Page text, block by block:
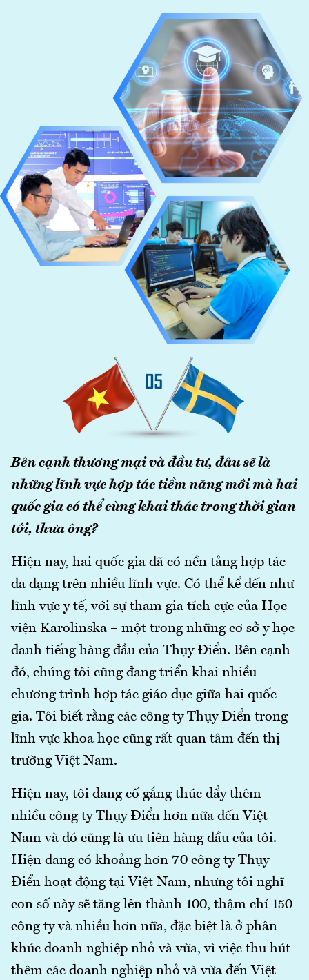
Bên cạnh thương mại và đầu tư, đâu sẽ là
những lĩnh vực hợp tác tiềm năng mới mà hai
quốc gia có thể cùng khai thác trong thời gian
tới, thưa ông?
Hiện nay, hai quốc gia đã có nền tảng hợp tác
đa dạng trên nhiều lĩnh vực. Có thể kể đến như
lĩnh vực y tế, với sự tham gia tích cực của Học
viện Karolinska – một trong những cơ sở y học
danh tiếng hàng đầu của Thụy Điển. Bên cạnh
đó, chúng tôi cũng đang triển khai nhiều
chương trình hợp tác giáo dục giữa hai quốc
gia. Tôi biết rằng các công ty Thụy Điển trong
lĩnh vực khoa học cũng rất quan tâm đến thị
trường Việt Nam.
Hiện nay, tôi đang cố gắng thúc đẩy thêm
nhiều công ty Thụy Điển hơn nữa đến Việt
Nam và đó cũng là ưu tiên hàng đầu của tôi.
Hiện đang có khoảng hơn 70 công ty Thụy
Điển hoạt động tại Việt Nam, nhưng tôi nghĩ
con số này sẽ tăng lên thành 100, thậm chí 150
công ty và nhiều hơn nữa, đặc biệt là ở phân
khúc doanh nghiệp nhỏ và vừa, vì việc thu hút
thêm các doanh nghiệp nhỏ và vừa đến Việt